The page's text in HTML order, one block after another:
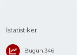
İstatistikler
Bugün:346